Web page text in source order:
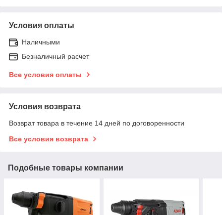
Условия оплаты
Наличными
Безналичный расчет
Все условия оплаты
Условия возврата
Возврат товара в течение 14 дней по договоренности
Все условия возврата
Подобные товары компании